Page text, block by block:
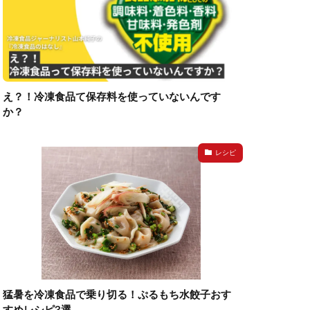
え？！冷凍食品て保存料を使っていないんです
か？
レシピ
猛暑を冷凍食品で乗り切る！ぷるもち水餃子おす